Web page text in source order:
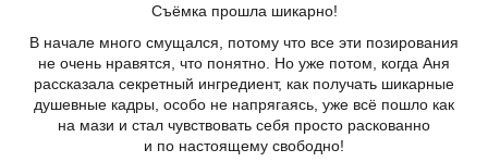
Съёмка прошла шикарно!
В начале много смущался, потому что все эти позирования
не очень нравятся, что понятно. Но уже потом, когда Аня
рассказала секретный ингредиент, как получать шикарные
душевные кадры, особо не напрягаясь, уже всё пошло как
на мази и стал чувствовать себя просто раскованно
и по настоящему свободно!